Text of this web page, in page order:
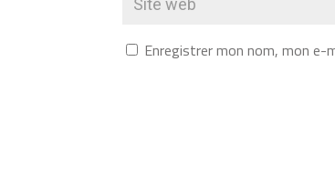
Enregistrer mon nom, mon e-